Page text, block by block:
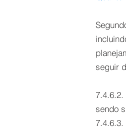
seguir
sendo